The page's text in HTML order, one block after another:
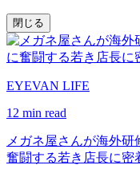
閉じる
EYEVAN LIFE
12 min read
メガネ屋さんが海外研
奮闘する若き店長に密